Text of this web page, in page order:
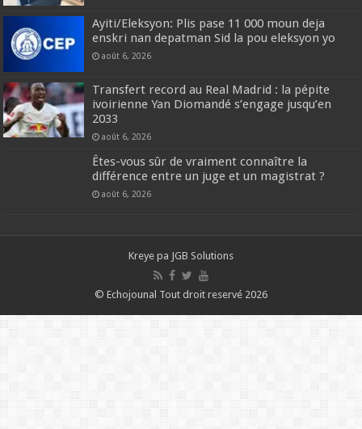
Ayiti/Eleksyon: Plis pase 11 000 moun deja
enskri nan depatman Sid la pou eleksyon yo
août 6, 2026
Transfert record au Real Madrid : la pépite
ivoirienne Yan Diomandé s’engage jusqu’en
2033
août 6, 2026
Êtes-vous sûr de vraiment connaître la
différence entre un juge et un magistrat ?
août 6, 2026
Kreye pa JGB Solutions
© Echojounal Tout droit reservé 2026